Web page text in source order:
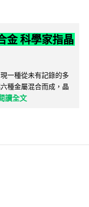
金 科學家指晶
一種從未有記錄的多
種金屬混合而成，晶
讀全文